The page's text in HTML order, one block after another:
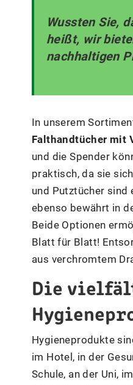
Wussten Sie,
heißt, wir
nachhaltigen
In unserem
Falthandtücher mit
und die Spender
praktisch, da sie
und Putztücher sind
ebenso bewährt in
Beide Optionen
Blatt für Blatt!
aus verchromtem
Die
Hygieneprodukte
im Hotel, in der
Schule, an der Uni,